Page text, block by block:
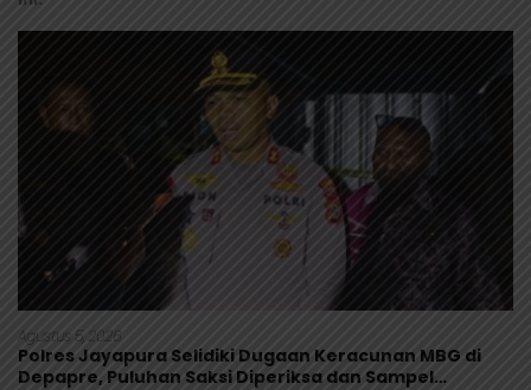
Agustus 5, 2026
Polres Jayapura Selidiki Dugaan Keracunan MBG di
Depapre, Puluhan Saksi Diperiksa dan Sampel